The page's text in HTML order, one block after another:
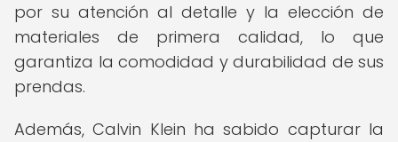
por su atención al detalle y la elección de
materiales de primera calidad, lo que
garantiza la comodidad y durabilidad de sus
prendas.
Además, Calvin Klein ha sabido capturar la